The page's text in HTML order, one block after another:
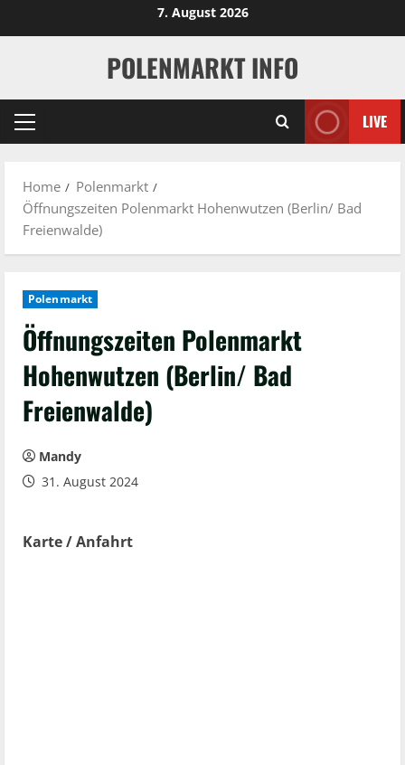
to
7. August 2026
POLENMARKT INFO
Primary
LIVE
Home
Polenmarkt
Öffnungszeiten Polenmarkt Hohenwutzen (Berlin/ Bad
Freienwalde)
Polenmarkt
Öffnungszeiten Polenmarkt
Hohenwutzen (Berlin/ Bad
Freienwalde)
Mandy
31. August 2024
Karte / Anfahrt